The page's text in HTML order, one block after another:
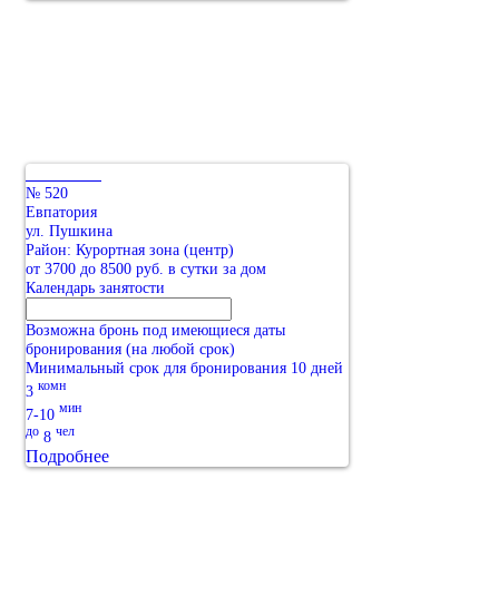
№ 520
Евпатория
ул. Пушкина
Район: Курортная зона (центр)
от 3700 до 8500 руб. в сутки за дом
Календарь занятости
Возможна бронь под имеющиеся даты
бронирования (на любой срок)
Минимальный срок для бронирования 10 дней
3 комн
7-10 мин
до 8 чел
Подробнее